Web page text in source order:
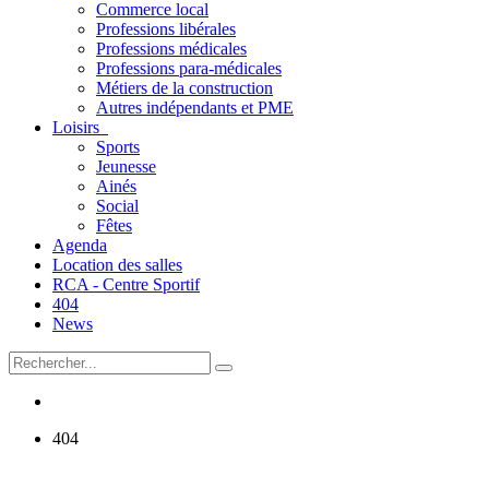
Commerce local
Professions libérales
Professions médicales
Professions para-médicales
Métiers de la construction
Autres indépendants et PME
Loisirs
Sports
Jeunesse
Ainés
Social
Fêtes
Agenda
Location des salles
RCA - Centre Sportif
404
News
404